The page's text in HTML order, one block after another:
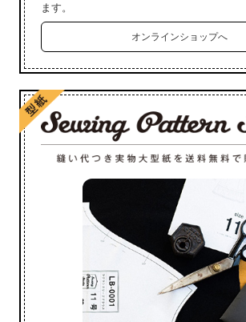
ます。
オンラインショップへ